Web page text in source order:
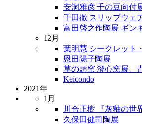
安洞雅彦 千の豆向付
千田徹 スリップウェ
富田啓之作陶展 ギン
12月
葉明慧 シークレット
恩田陽子陶展
草の頭窯 澄心窯展
Keicondo
2021年
1月
川合正樹 『灰釉の世
久保田健司陶展